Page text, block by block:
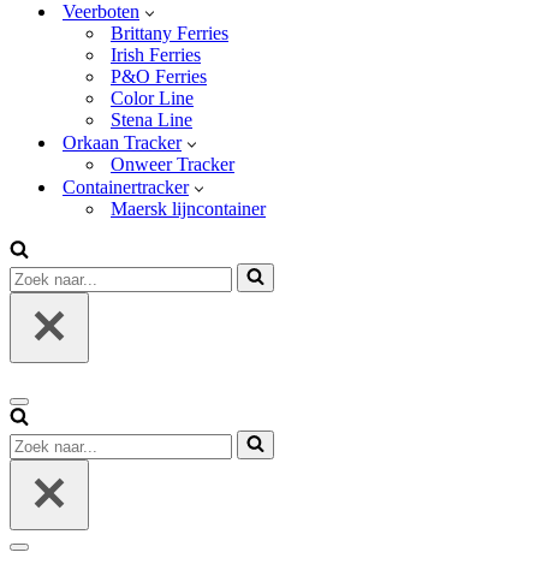
Veerboten
Brittany Ferries
Irish Ferries
P&O Ferries
Color Line
Stena Line
Orkaan Tracker
Onweer Tracker
Containertracker
Maersk lijncontainer
Zoek
naar...
Navigatie
Menu
Zoek
naar...
Navigatie